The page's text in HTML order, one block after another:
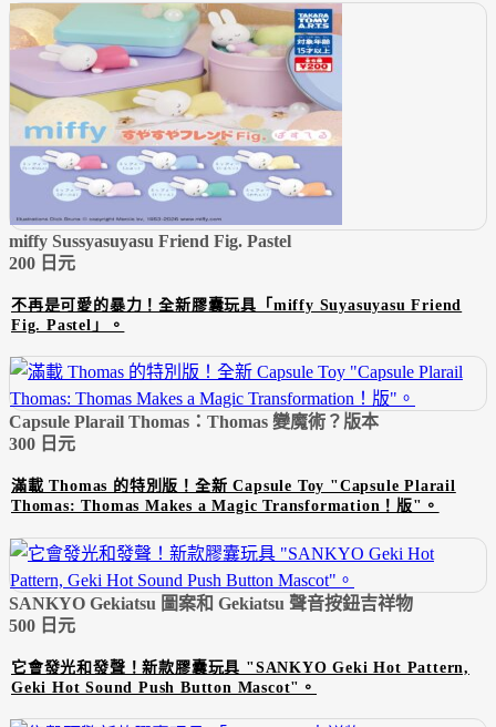
miffy Sussyasuyasu Friend Fig. Pastel
200 日元
不再是可愛的暴力！全新膠囊玩具「miffy Suyasuyasu Friend
Fig. Pastel」。
Capsule Plarail Thomas：Thomas 變魔術？版本
300 日元
滿載 Thomas 的特別版！全新 Capsule Toy "Capsule Plarail
Thomas: Thomas Makes a Magic Transformation！版"。
SANKYO Gekiatsu 圖案和 Gekiatsu 聲音按鈕吉祥物
500 日元
它會發光和發聲！新款膠囊玩具 "SANKYO Geki Hot Pattern,
Geki Hot Sound Push Button Mascot"。